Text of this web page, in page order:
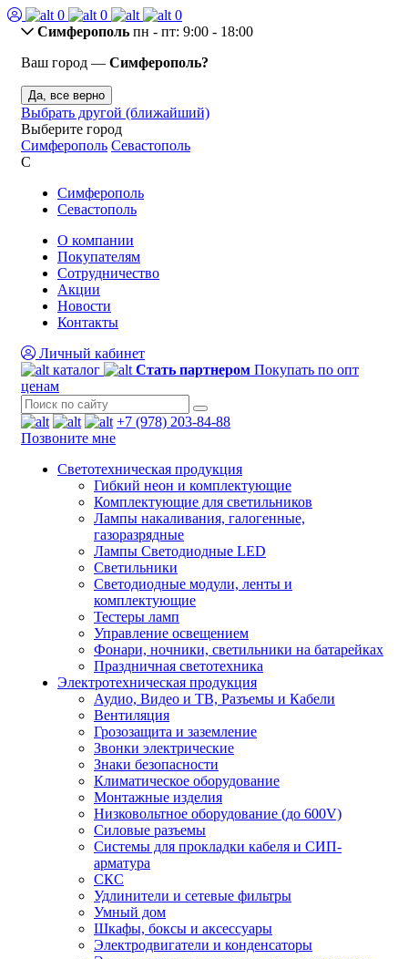
0 0
0
Симферополь пн - пт: 9:00 - 18:00
Ваш город — Симферополь?
Да, все верно
Выбрать другой (ближайший)
Выберите город
Симферополь Севастополь
С
Симферополь
Севастополь
О компании
Покупателям
Сотрудничество
Акции
Новости
Контакты
Личный кабинет
каталог
Стать партнером Покупать по опт
ценам
+7 (978) 203-84-88
Позвоните мне
Светотехническая продукция
Гибкий неон и комплектующие
Комплектующие для светильников
Лампы накаливания, галогенные,
газоразрядные
Лампы Светодиодные LED
Светильники
Светодиодные модули, ленты и
комплектующие
Тестеры ламп
Управление освещением
Фонари, ночники, светильники на батарейках
Праздничная светотехника
Электротехническая продукция
Аудио, Видео и ТВ, Разъемы и Кабели
Вентиляция
Грозозащита и заземление
Звонки электрические
Знаки безопасности
Климатическое оборудование
Монтажные изделия
Низковольтное оборудование (до 600V)
Силовые разъемы
Системы для прокладки кабеля и СИП-
арматура
СКС
Удлинители и сетевые фильтры
Умный дом
Шкафы, боксы и аксессуары
Электродвигатели и конденсаторы